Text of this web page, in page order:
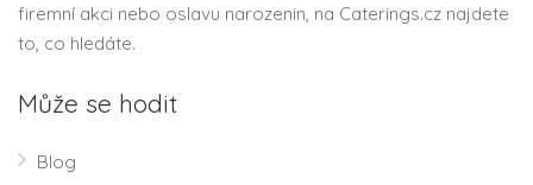
firemní akci nebo oslavu narozenin, na Caterings.cz najdete
to, co hledáte.
Může se hodit
Blog